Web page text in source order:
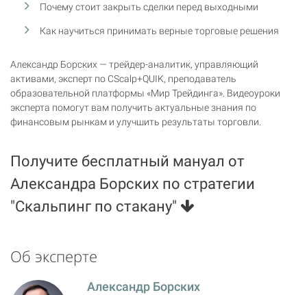
Почему стоит закрыть сделки перед выходными
Как научиться принимать верные торговые решения
Александр Борских — трейдер-аналитик, управляющий
активами, эксперт по CScalp+QUIK, преподаватель
образовательной платформы «Мир Трейдинга». Видеоуроки
эксперта помогут вам получить актуальные знания по
финансовым рынкам и улучшить результаты торговли.
Получите бесплатный мануал от
Александра Борских по стратегии
"Скальпинг по стакану"
Об эксперте
Александр Борских